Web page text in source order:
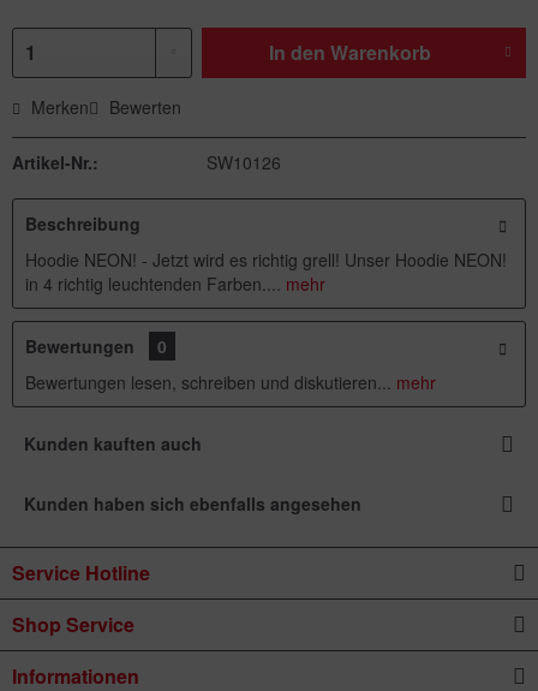
In den Warenkorb
Merken Bewerten
Artikel-Nr.: SW10126
Beschreibung
Hoodie NEON! - Jetzt wird es richtig grell! Unser Hoodie NEON!
in 4 richtig leuchtenden Farben.... mehr
Bewertungen
0
Bewertungen lesen, schreiben und diskutieren... mehr
Kunden kauften auch
Kunden haben sich ebenfalls angesehen
Service Hotline
Shop Service
Informationen